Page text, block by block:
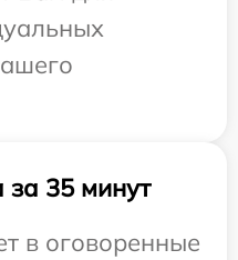
35 минут
в оговоренные